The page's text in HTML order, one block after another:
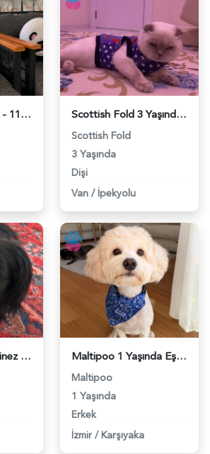
Teddy 1 yaş erkek - 118984673 Scottish Fold 3 Yaşında Dişi Kızgınlıkta - 118984674
Scottish Fold
3 Yaşında
Dişi
Van / İpekyolu
İzmir-İstanbul pekinez eş arıyoruz - 118984675 Maltipoo 1 Yaşında Eş Arıyor - 118984669
Maltipoo
1 Yaşında
Erkek
İzmir / Karşıyaka